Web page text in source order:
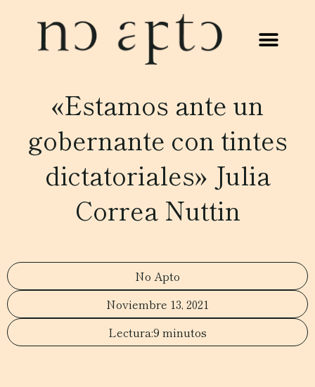
«Estamos ante un
gobernante con tintes
dictatoriales» Julia
Correa Nuttin
No Apto
Noviembre 13, 2021
9 minutos